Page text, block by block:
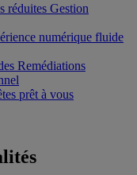
réduites Gestion
numérique fluide
Remédiations
prêt à vous